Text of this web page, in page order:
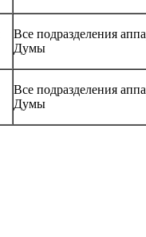
Все подразделения
Думы
Все подразделения
Думы